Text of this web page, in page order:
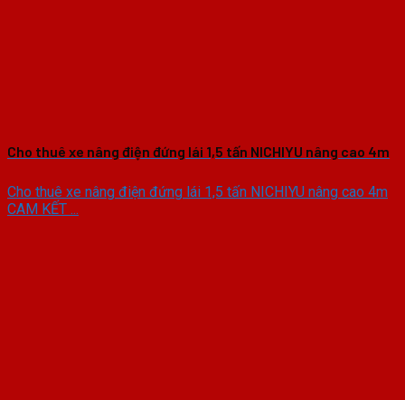
Cho thuê xe nâng điện đứng lái 1,5 tấn NICHIYU nâng cao 4m
Cho thuê xe nâng điện đứng lái 1,5 tấn NICHIYU nâng cao 4m
CAM KẾT ...